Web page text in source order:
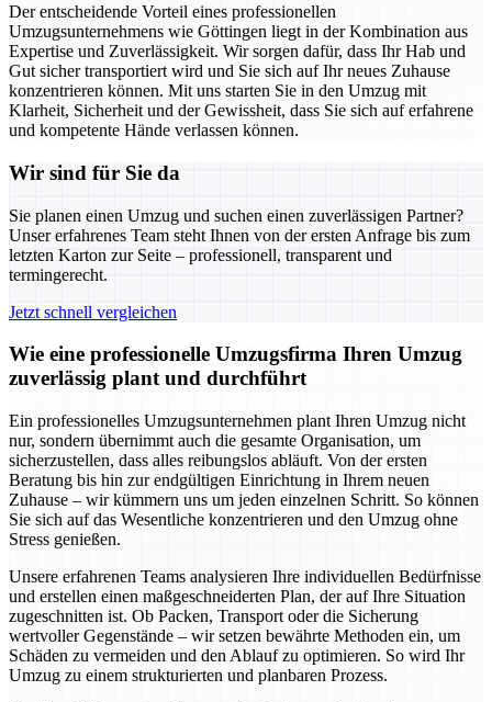
Der entscheidende Vorteil eines professionellen
Umzugsunternehmens wie Göttingen liegt in der Kombination aus
Expertise und Zuverlässigkeit. Wir sorgen dafür, dass Ihr Hab und
Gut sicher transportiert wird und Sie sich auf Ihr neues Zuhause
konzentrieren können. Mit uns starten Sie in den Umzug mit
Klarheit, Sicherheit und der Gewissheit, dass Sie sich auf erfahrene
und kompetente Hände verlassen können.
Wir sind für Sie da
Sie planen einen Umzug und suchen einen zuverlässigen Partner?
Unser erfahrenes Team steht Ihnen von der ersten Anfrage bis zum
letzten Karton zur Seite – professionell, transparent und
termingerecht.
Jetzt schnell vergleichen
Wie eine professionelle Umzugsfirma Ihren Umzug
zuverlässig plant und durchführt
Ein professionelles Umzugsunternehmen plant Ihren Umzug nicht
nur, sondern übernimmt auch die gesamte Organisation, um
sicherzustellen, dass alles reibungslos abläuft. Von der ersten
Beratung bis hin zur endgültigen Einrichtung in Ihrem neuen
Zuhause – wir kümmern uns um jeden einzelnen Schritt. So können
Sie sich auf das Wesentliche konzentrieren und den Umzug ohne
Stress genießen.
Unsere erfahrenen Teams analysieren Ihre individuellen Bedürfnisse
und erstellen einen maßgeschneiderten Plan, der auf Ihre Situation
zugeschnitten ist. Ob Packen, Transport oder die Sicherung
wertvoller Gegenstände – wir setzen bewährte Methoden ein, um
Schäden zu vermeiden und den Ablauf zu optimieren. So wird Ihr
Umzug zu einem strukturierten und planbaren Prozess.